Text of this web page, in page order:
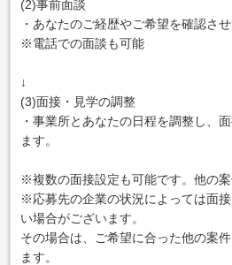
(2)事前面談
・あなたのご経歴やご希望を確認さ
※電話での面談も可能
↓
(3)面接・見学の調整
・事業所とあなたの日程を調整し、
ます。
※複数の面接設定も可能です。他の案
※応募先の企業の状況によっては面
い場合がございます。
その場合は、ご希望に合った他の案
ます。